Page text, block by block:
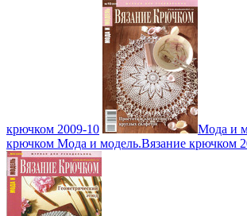
крючком 2009-10
Мода и
крючком Мода и модель.Вязание крючком